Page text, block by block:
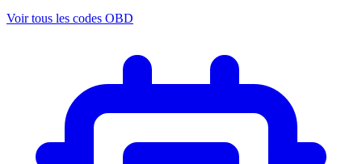
Voir tous les codes OBD